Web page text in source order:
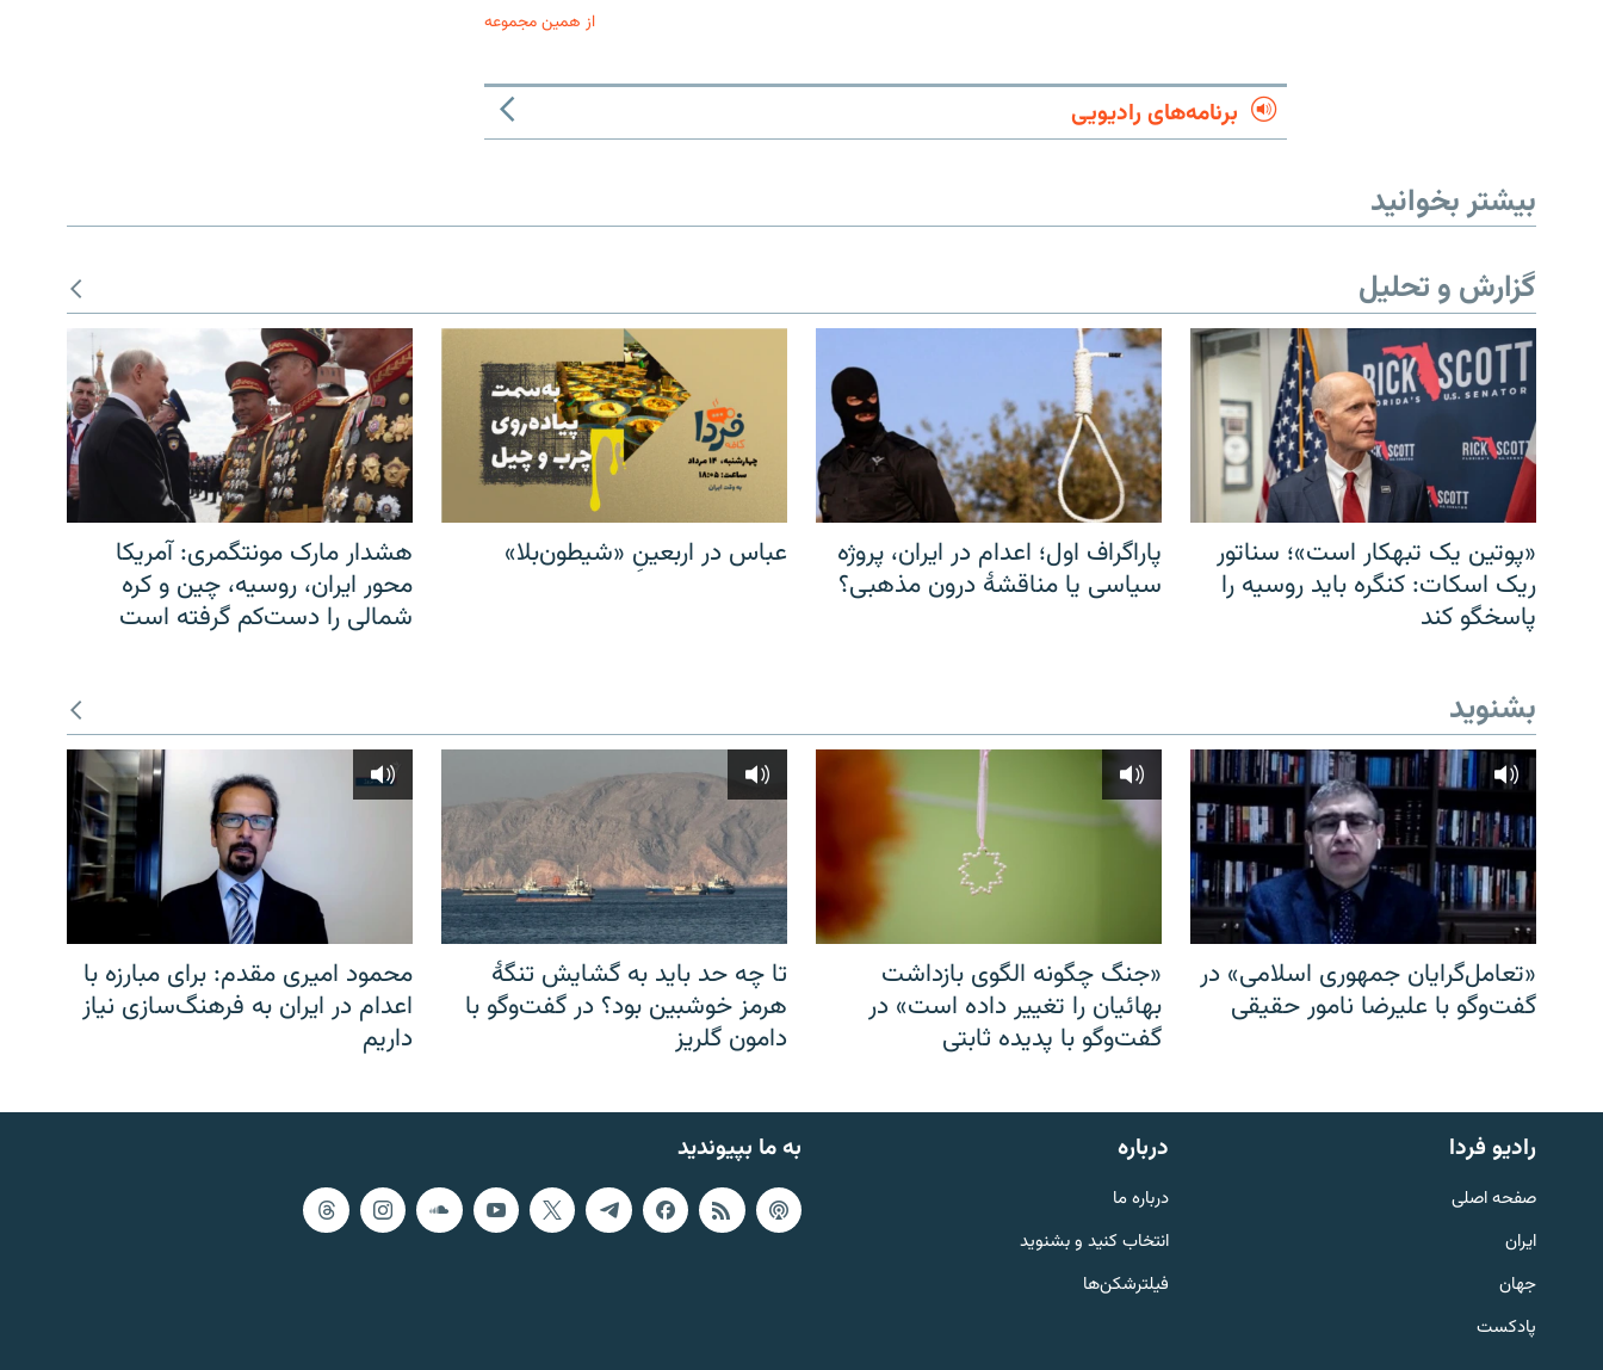
English
به ما بپیوندید
از همین مجموعه
برنامه‌های رادیویی
بیشتر بخوانید
گزارش و تحلیل
«پوتین یک تبهکار است»؛ سناتور
ریک اسکات: کنگره باید روسیه را
پاسخگو کند
پاراگراف اول؛ اعدام در ایران، پروژه
سیاسی یا مناقشهٔ درون مذهبی؟
عباس در اربعینِ «شیطون‌بلا»
هشدار مارک مونتگمری: آمریکا
محور ایران، روسیه، چین و کره
شمالی را دست‌کم گرفته است
بشنوید
«تعامل‌گرایان جمهوری اسلامی» در
گفت‌وگو با علیرضا نامور حقیقی
«جنگ چگونه الگوی بازداشت
بهائیان را تغییر داده است» در
گفت‌وگو با پدیده ثابتی
تا چه حد باید به گشایش تنگهٔ
هرمز خوشبین بود؟ در گفت‌وگو با
دامون گلریز
محمود امیری مقدم: برای مبارزه با
اعدام در ایران به فرهنگ‌سازی نیاز
داریم
به ما بپیوندید رادیو فردا
صفحه اصلی
ایران
جهان
پادکست
درباره
درباره ما
انتخاب کنید و بشنوید
فیلترشکن‌ها